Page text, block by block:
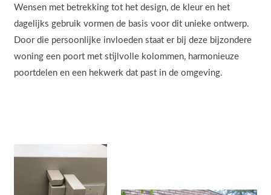
Wensen met betrekking tot het design, de kleur en het
dagelijks gebruik vormen de basis voor dit unieke ontwerp.
Door die persoonlijke invloeden staat er bij deze bijzondere
woning een poort met stijlvolle kolommen, harmonieuze
poortdelen en een hekwerk dat past in de omgeving.